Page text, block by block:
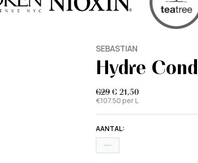
SEBASTIAN
Hydre
€29€ 21,50
€107.50 per L
AANTAL: